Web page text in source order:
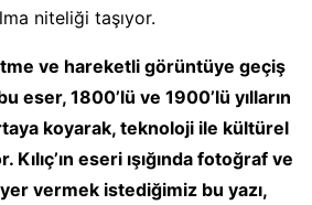
niteliği taşıyor.
ve hareketli görüntüye geçiş
eser, 1800’lü ve 1900’lü yılların
koyarak, teknoloji ile kültürel
eseri ışığında fotoğraf ve
vermek istediğimiz bu yazı,